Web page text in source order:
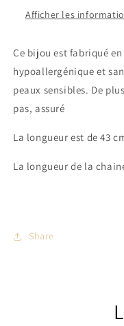
Afficher les
Ce bijou est fabriqué
hypoallergénique et
peaux sensibles. De
pas, assuré
La longueur est de 43
La longueur de la
Share